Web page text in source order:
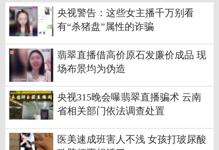
央视警告：这些女主播千万别看
有“杀猪盘”属性的诈骗
翡翠直播借高价原石发廉价成品 现
场布景均为伪造
央视315晚会曝翡翠直播骗术 云南
省相关部门依法调查处置
医美速成班害人不浅 女孩打玻尿酸